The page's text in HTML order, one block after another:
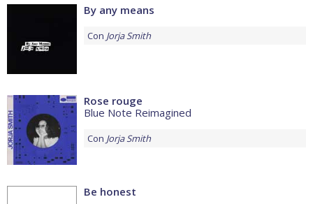
By any means
Con Jorja Smith
Rose rouge
Blue Note Reimagined
Con Jorja Smith
Be honest